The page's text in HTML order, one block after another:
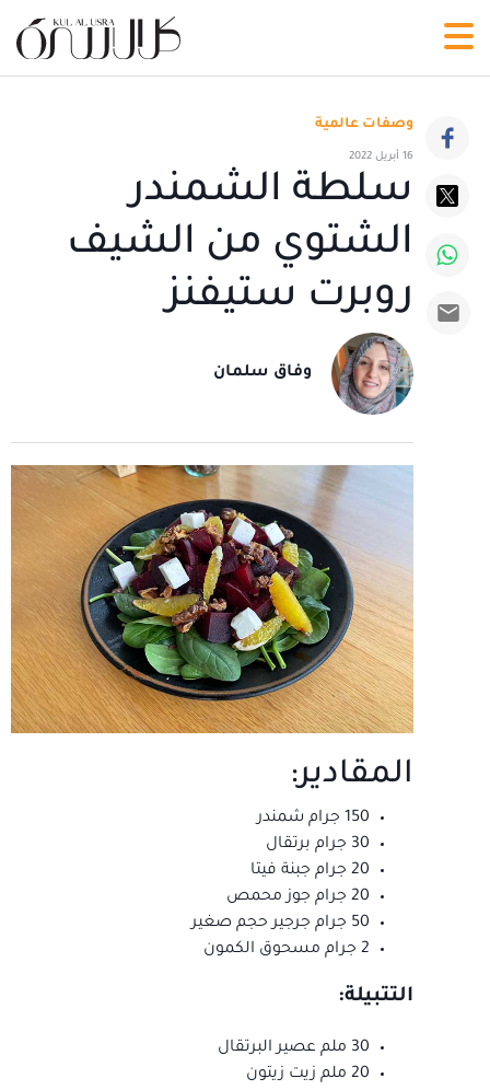
وصفات عالمية
16 أبريل 2022
سلطة الشمندر
الشتوي من الشيف
روبرت ستيفنز
وفاق سلمان
المقادير:
150 جرام شمندر
30 جرام برتقال
20 جرام جبنة فيتا
20 جرام جوز محمص
50 جرام جرجير حجم صغير
2 جرام مسحوق الكمون
التتبيلة:
30 ملم عصير البرتقال
20 ملم زيت زيتون